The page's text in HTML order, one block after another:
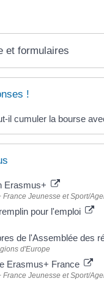
et formulaires
!
il cumuler la bourse
Erasmus+
France Jeunesse et Sport/
pour l'emploi
de l'Assemblée des
d'Europe
Erasmus+ France
France Jeunesse et Sport/